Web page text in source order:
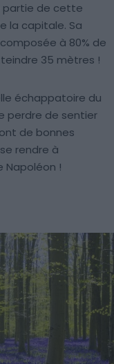
partie de cette
la capitale. Sa
à 80% de
35 mètres !
échappatoire du
perdre de sentier
de bonnes
rendre à
Napoléon !